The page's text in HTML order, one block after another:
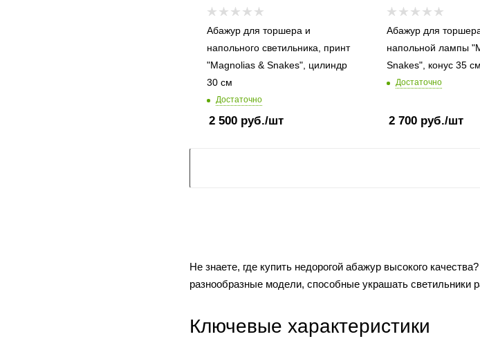
Абажур для торшера и
напольного светильника, принт
"Magnolias & Snakes", цилиндр
30 см
Достаточно
2 500 руб./шт
Абажур для
напольной лампы
Snakes", конус 35 см
Достаточно
2 700 руб./шт
Не знаете, где купить недорогой абажур высокого
разнообразные модели, способные украшать светильники
Ключевые характеристики